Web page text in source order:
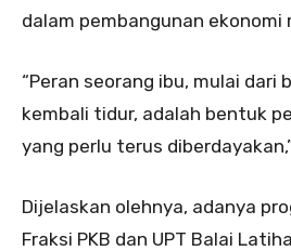
dalam pembangunan ekonomi
“Peran seorang ibu, mulai dari
kembali tidur, adalah bentuk
yang perlu terus
Dijelaskan olehnya, adanya
Fraksi PKB dan UPT Balai